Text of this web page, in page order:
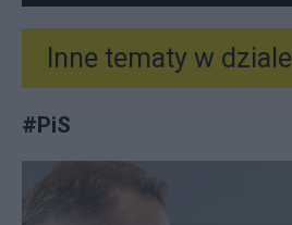
Inne tematy w dziale
#PiS